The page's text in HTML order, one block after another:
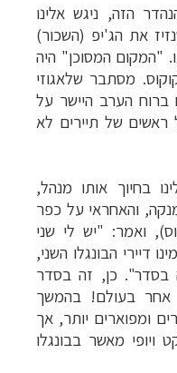
הזה, ניגש אלינו
את הג'יפ (השכור)
"המקום המסוכן" היה
מסתבר שלאגוזי
ברוח הערב היישר על
ראשים של תיירים לא
בחיוך אותו מנהל,
והאחראי על כפר
ואמר: "יש לי שני
דיירי הבונגלו השני,
בסדר".כן, זה בסדר
אחר בעולם! בהמשך
ומפוארים יותר, אך
מאשר בבונגלו